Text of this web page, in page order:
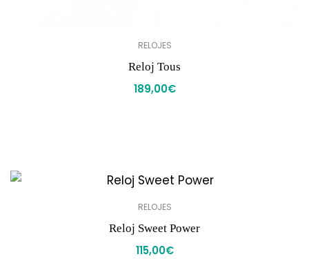
RELOJES
Reloj Tous
189,00€
RELOJES
Reloj Sweet Power
115,00€